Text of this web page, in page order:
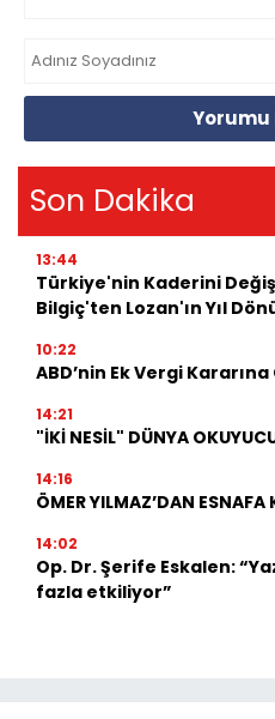
Yorumu
Son Dakika
13:44
Türkiye'nin Kaderini
Bilgiç'ten Lozan'ın Yıl
10:22
ABD’nin Ek Vergi
14:21
"İKİ NESİL" DÜNYA
14:16
ÖMER YILMAZ’DAN ESNAFA
14:02
Op. Dr. Şerife Eskalen:
fazla etkiliyor”